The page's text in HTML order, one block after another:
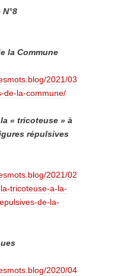
la Commune
2021/03
de-la-commune/
« tricoteuse » à
répulsives
2021/02
tricoteuse-a-la-
de-la-
2020/04